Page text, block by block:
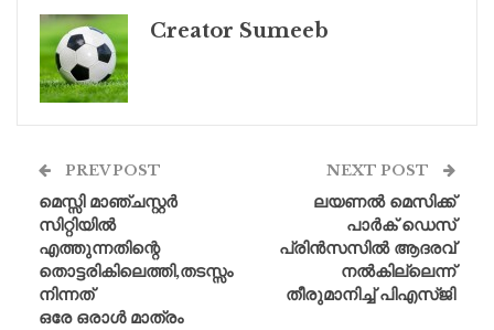
Creator Sumeeb
PREV POST
മെസ്സി മാഞ്ചസ്റ്റർ
സിറ്റിയിൽ
എത്തുന്നതിന്റെ
തൊട്ടരികിലെത്തി,തടസ്സം
നിന്നത്
ഒരേ ഒരാൾ മാത്രം
NEXT POST
ലയണൽ മെസിക്ക്
പാർക് ഡെസ്
പ്രിൻസസിൽ ആദരവ്
നൽകില്ലെന്ന്
തീരുമാനിച്ച് പിഎസ്‌ജി